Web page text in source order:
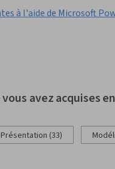
à l'aide de Microsoft
avez acquises
Présentation (33)